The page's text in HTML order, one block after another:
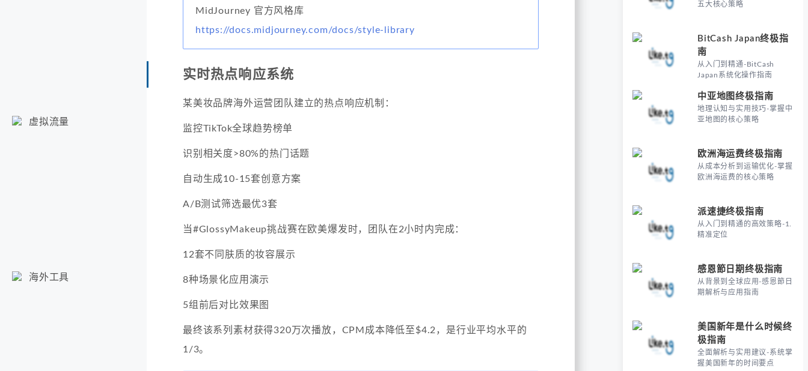
虚拟流量
海外工具
MidJourney 官方风格库
https://docs.midjourney.com/docs/style-library
实时热点响应系统
某美妆品牌海外运营团队建立的热点响应机制：
监控TikTok全球趋势榜单
识别相关度>80%的热门话题
自动生成10-15套创意方案
A/B测试筛选最优3套
当#GlossyMakeup挑战赛在欧美爆发时，团队在2小时内完成：
12套不同肤质的妆容展示
8种场景化应用演示
5组前后对比效果图
最终该系列素材获得320万次播放，CPM成本降低至$4.2，是行业平均水平的
1/3。
五大核心策略
BitCash Japan终极指
南
从入门到精通-BitCash
Japan系统化操作指南
中亚地图终极指南
地理认知与实用技巧-掌握中
亚地图的核心策略
欧洲海运费终极指南
从成本分析到运输优化-掌握
欧洲海运费的核心策略
派速捷终极指南
从入门到精通的高效策略-1.
精准定位
感恩節日期终极指南
从背景到全球应用-感恩節日
期解析与应用指南
美国新年是什么时候终
极指南
全面解析与实用建议-系统掌
握美国新年的时间要点